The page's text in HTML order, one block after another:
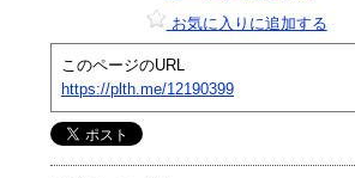
お気に入りに追加する
このページのURL
https://plth.me/12190399